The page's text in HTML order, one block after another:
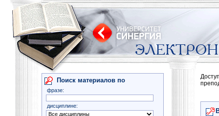
Поиск материалов по
фразе:
дисциплине: